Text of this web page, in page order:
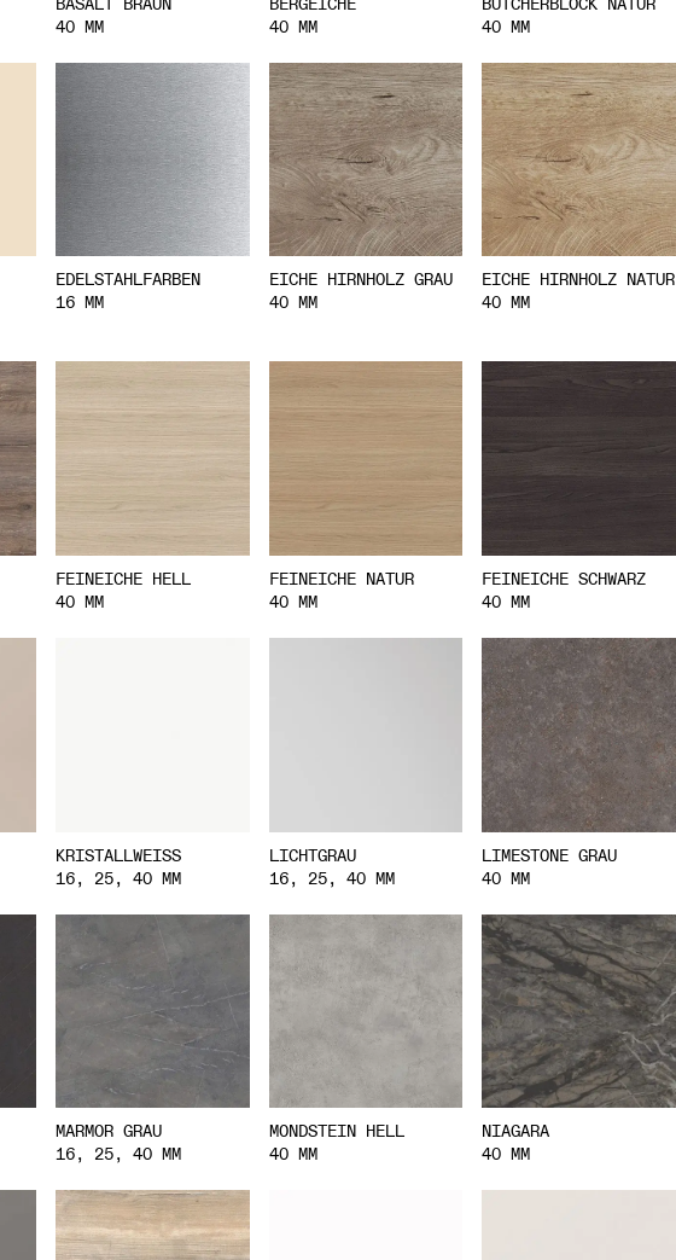
40 MM
40 MM
40 MM
EDELSTAHLFARBEN
16 MM
EICHE HIRNHOLZ GRAU
40 MM
EICHE HIRNHOLZ NATUR
40 MM
FEINEICHE HELL
40 MM
FEINEICHE NATUR
40 MM
FEINEICHE SCHWARZ
40 MM
KRISTALLWEISS
16, 25, 40 MM
LICHTGRAU
16, 25, 40 MM
LIMESTONE GRAU
40 MM
MARMOR GRAU
16, 25, 40 MM
MONDSTEIN HELL
40 MM
NIAGARA
40 MM